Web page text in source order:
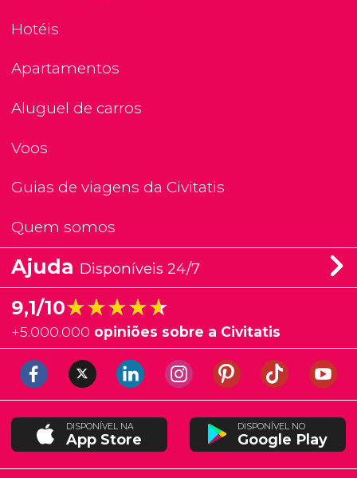
Hotéis
Apartamentos
Aluguel de carros
Voos
Guias de viagens da Civitatis
Quem somos
Ajuda Disponíveis 24/7
9,1/10★★★★★
★★★★★
+5.000.000 opiniões sobre a Civitatis
DISPONÍVEL NA
App Store
DISPONÍVEL NO
Google Play